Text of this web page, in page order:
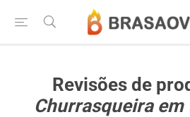
Revisões de
Churrasqueira